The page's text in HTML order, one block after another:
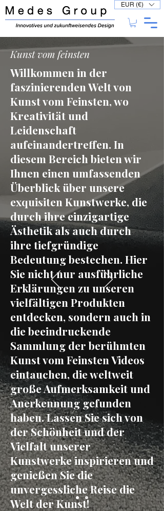
EUR (€)
Kunst vom feinsten
Willkommen in der
faszinierenden Welt von
Kunst vom Feinsten, wo
Kreativität und
Leidenschaft
aufeinandertreffen. In
diesem Bereich bieten wir
Ihnen einen umfassenden
Überblick über unsere
exquisiten Kunstwerke, die
durch ihre einzigartige
Ästhetik als auch durch
ihre tiefgründige
Bedeutung bestechen. Hier
Sie nicht nur ausführliche
Erklärungen zu unseren
vielfältigen Produkten
entdecken, sondern auch in
die beeindruckende
Sammlung der berühmten
Kunst vom Feinsten Videos
eintauchen, die weltweit
große Aufmerksamkeit und
Anerkennung gefunden
haben. Lassen Sie sich von
der Schönheit und der
Vielfalt unserer
Kunstwerke inspirieren und
genießen Sie die
unvergessliche Reise die
Welt der Kunst!